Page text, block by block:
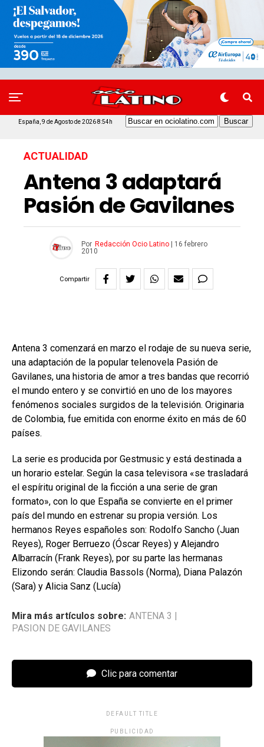
España, 9 de Agosto de 2026 8:54h
ACTUALIDAD
Antena 3 adaptará
Pasión de Gavilanes
Por Redacción Ocio Latino|
16 febrero
2010
Compartir
Antena 3 comenzará en marzo el rodaje de su nueva serie,
una adaptación de la popular telenovela Pasión de
Gavilanes, una historia de amor a tres bandas que recorrió
el mundo entero y se convirtió en uno de los mayores
fenómenos sociales surgidos de la televisión. Originaria
de Colombia, fue emitida con enorme éxito en más de 60
países.
La serie es producida por Gestmusic y está destinada a
un horario estelar. Según la casa televisora «se trasladará
el espíritu original de la ficción a una serie de gran
formato», con lo que España se convierte en el primer
país del mundo en estrenar su propia versión. Los
hermanos Reyes españoles son: Rodolfo Sancho (Juan
Reyes), Roger Berruezo (Óscar Reyes) y Alejandro
Albarracín (Frank Reyes), por su parte las hermanas
Elizondo serán: Claudia Bassols (Norma), Diana Palazón
(Sara) y Alicia Sanz (Lucía)
Mira más artículos sobre: ANTENA 3
PASION DE GAVILANES
Clic para comentar
DEFAULT TITLE
PUBLICIDAD